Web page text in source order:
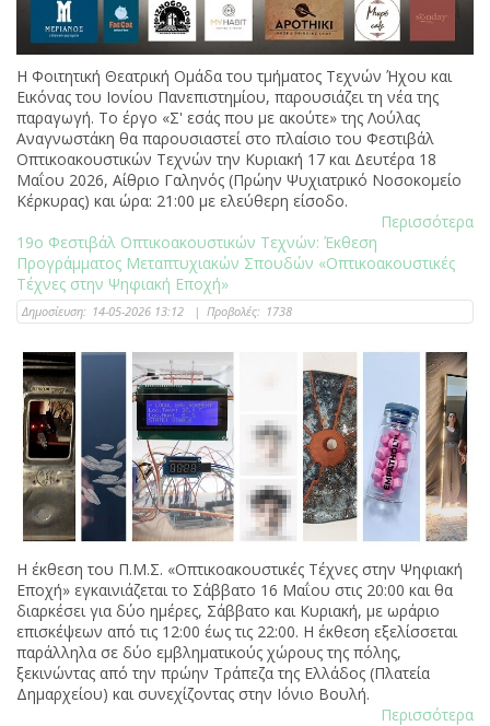
Η Φοιτητική Θεατρική Ομάδα του τμήματος Τεχνών Ήχου και
Εικόνας του Ιονίου Πανεπιστημίου, παρουσιάζει τη νέα της
παραγωγή. Το έργο «Σ' εσάς που με ακούτε» της Λούλας
Αναγνωστάκη θα παρουσιαστεί στο πλαίσιο του Φεστιβάλ
Οπτικοακουστικών Τεχνών την Κυριακή 17 και Δευτέρα 18
Μαΐου 2026, Αίθριο Γαληνός (Πρώην Ψυχιατρικό Νοσοκομείο
Κέρκυρας) και ώρα: 21:00 με ελεύθερη είσοδο.
Περισσότερα
19ο Φεστιβάλ Οπτικοακουστικών Τεχνών: Έκθεση
Προγράμματος Μεταπτυχιακών Σπουδών «Οπτικοακουστικές
Τέχνες στην Ψηφιακή Εποχή»
Δημοσίευση: 14-05-2026 13:12 | Προβολές: 1738
Η έκθεση του Π.Μ.Σ. «Οπτικοακουστικές Τέχνες στην Ψηφιακή
Εποχή» εγκαινιάζεται το Σάββατο 16 Μαΐου στις 20:00 και θα
διαρκέσει για δύο ημέρες, Σάββατο και Κυριακή, με ωράριο
επισκέψεων από τις 12:00 έως τις 22:00. Η έκθεση εξελίσσεται
παράλληλα σε δύο εμβληματικούς χώρους της πόλης,
ξεκινώντας από την πρώην Τράπεζα της Ελλάδος (Πλατεία
Δημαρχείου) και συνεχίζοντας στην Ιόνιο Βουλή.
Περισσότερα